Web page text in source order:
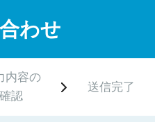
わせ
内容の
確認
送信完了